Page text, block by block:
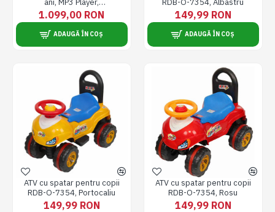
ani, MP3 Player,
120x80x70cm, Rosu
1.099,00 RON
ADAUGĂ ÎN COȘ
RDB-O-7354, Albastru
149,99 RON
ADAUGĂ ÎN COȘ
ATV cu spatar pentru copii
RDB-O-7354, Portocaliu
149,99 RON
ATV cu spatar pentru copii
RDB-O-7354, Rosu
149,99 RON